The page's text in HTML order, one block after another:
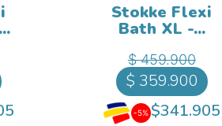
Stokke Flexi
Bath XL -...
Precio base
$ 459.900Precio
$ 359.900
-5% $341.905